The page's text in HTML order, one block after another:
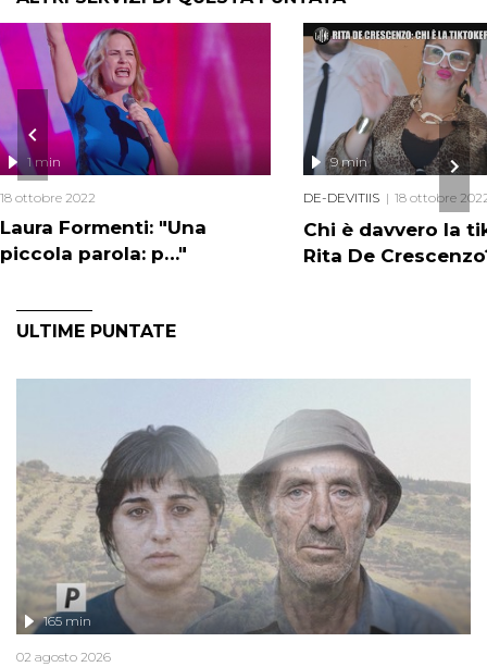
Laura Formenti: "Una
piccola parola: p…"
1 min
18 ottobre 2022
Chi è davvero la
Rita De
9 min
DE-DEVITIIS 18 ottobre
ULTIME PUNTATE
165 min
02 agosto 2026